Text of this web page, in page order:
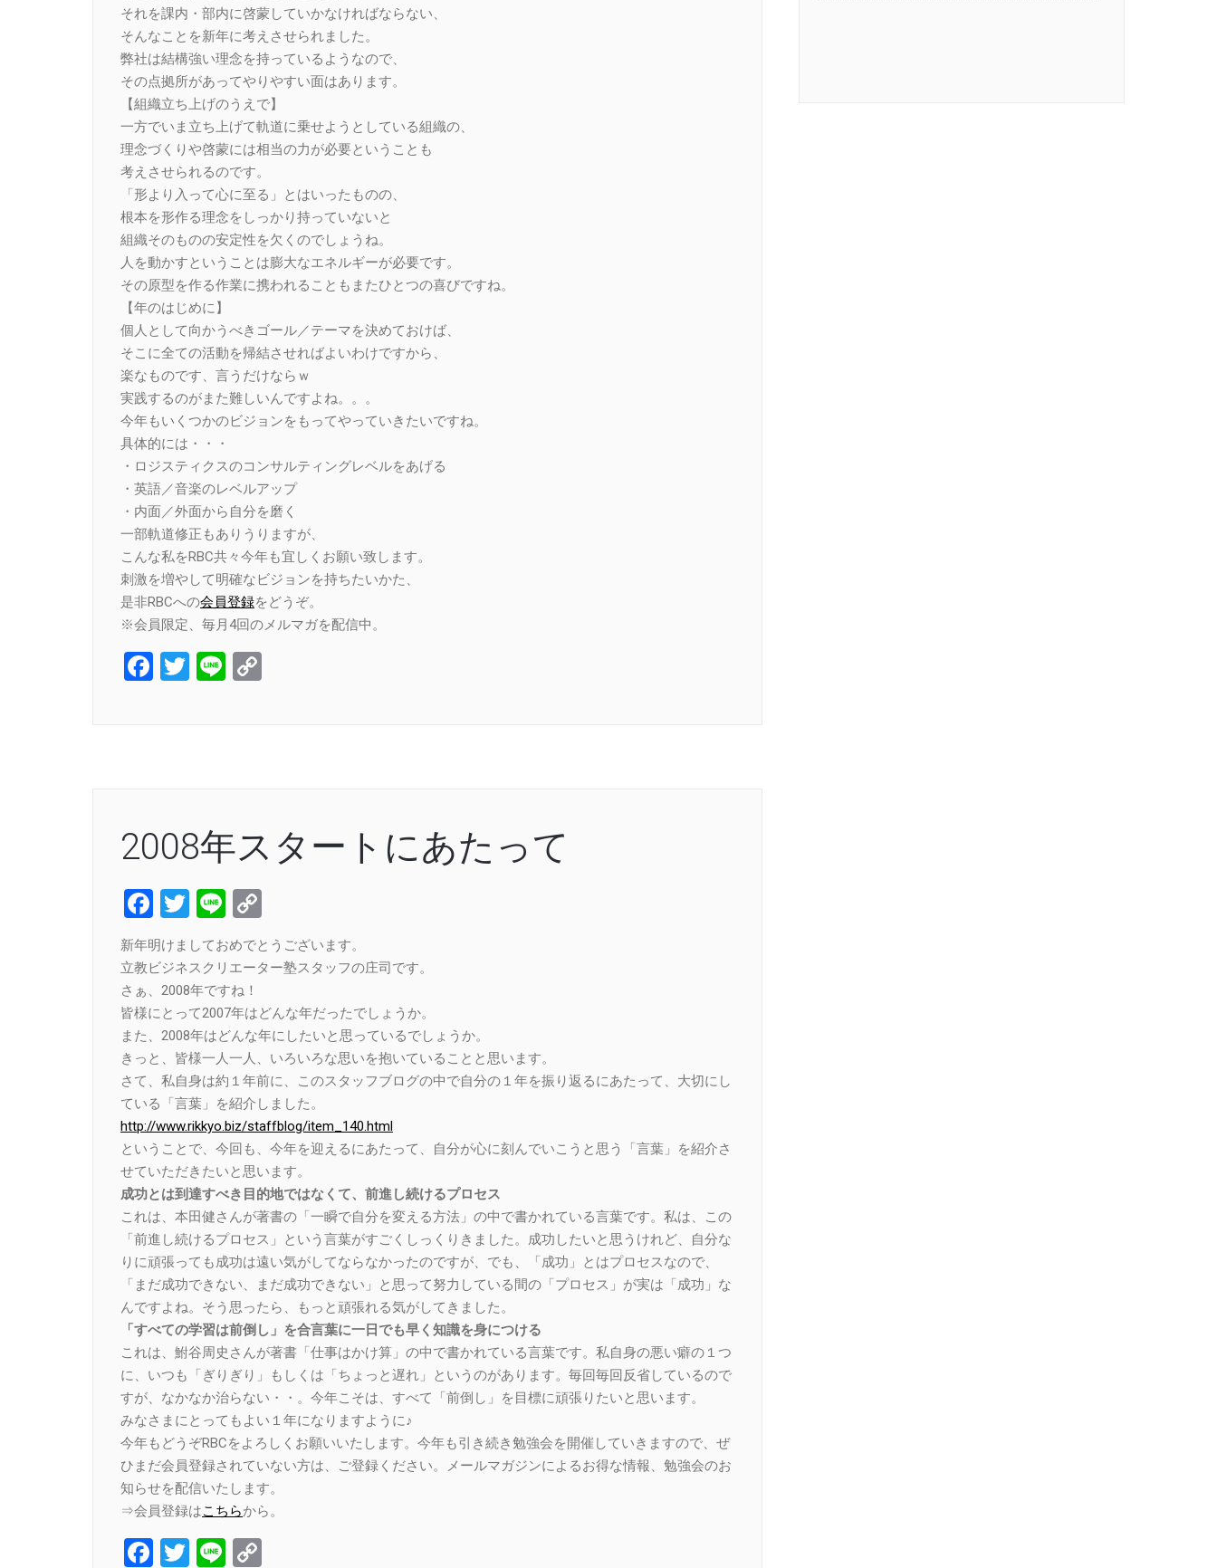
それを課内・部内に啓蒙していかなければならない、
そんなことを新年に考えさせられました。
弊社は結構強い理念を持っているようなので、
その点拠所があってやりやすい面はあります。
【組織立ち上げのうえで】
一方でいま立ち上げて軌道に乗せようとしている組織の、
理念づくりや啓蒙には相当の力が必要ということも
考えさせられるのです。
「形より入って心に至る」とはいったものの、
根本を形作る理念をしっかり持っていないと
組織そのものの安定性を欠くのでしょうね。
人を動かすということは膨大なエネルギーが必要です。
その原型を作る作業に携われることもまたひとつの喜びですね。
【年のはじめに】
個人として向かうべきゴール／テーマを決めておけば、
そこに全ての活動を帰結させればよいわけですから、
楽なものです、言うだけならｗ
実践するのがまた難しいんですよね。。。
今年もいくつかのビジョンをもってやっていきたいですね。
具体的には・・・
・ロジスティクスのコンサルティングレベルをあげる
・英語／音楽のレベルアップ
・内面／外面から自分を磨く
一部軌道修正もありうりますが、
こんな私をRBC共々今年も宜しくお願い致します。
刺激を増やして明確なビジョンを持ちたいかた、
是非RBCへの会員登録をどうぞ。
※会員限定、毎月4回のメルマガを配信中。
Facebook
Twitter
Line
2008年スタートにあたって
Facebook
Twitter
Line
Link
新年明けましておめでとうございます。
立教ビジネスクリエーター塾スタッフの庄司です。
さぁ、2008年ですね！
皆様にとって2007年はどんな年だったでしょうか。
また、2008年はどんな年にしたいと思っているでしょうか。
きっと、皆様一人一人、いろいろな思いを抱いていることと思います。
さて、私自身は約１年前に、このスタッフブログの中で自分の１年を振り返るにあたって、大切にし
ている「言葉」を紹介しました。
http://www.rikkyo.biz/staffblog/item_140.html
ということで、今回も、今年を迎えるにあたって、自分が心に刻んでいこうと思う「言葉」を紹介さ
せていただきたいと思います。
成功とは到達すべき目的地ではなくて、前進し続けるプロセス
これは、本田健さんが著書の「一瞬で自分を変える方法」の中で書かれている言葉です。私は、この
「前進し続けるプロセス」という言葉がすごくしっくりきました。成功したいと思うけれど、自分な
りに頑張っても成功は遠い気がしてならなかったのですが、でも、「成功」とはプロセスなので、
「まだ成功できない、まだ成功できない」と思って努力している間の「プロセス」が実は「成功」な
んですよね。そう思ったら、もっと頑張れる気がしてきました。
「すべての学習は前倒し」を合言葉に一日でも早く知識を身につける
これは、鮒谷周史さんが著書「仕事はかけ算」の中で書かれている言葉です。私自身の悪い癖の１つ
に、いつも「ぎりぎり」もしくは「ちょっと遅れ」というのがあります。毎回毎回反省しているので
すが、なかなか治らない・・。今年こそは、すべて「前倒し」を目標に頑張りたいと思います。
みなさまにとってもよい１年になりますように♪
今年もどうぞRBCをよろしくお願いいたします。今年も引き続き勉強会を開催していきますので、ぜ
ひまだ会員登録されていない方は、ご登録ください。メールマガジンによるお得な情報、勉強会のお
知らせを配信いたします。
⇒会員登録はこちらから。
Facebook
Twitter
Line